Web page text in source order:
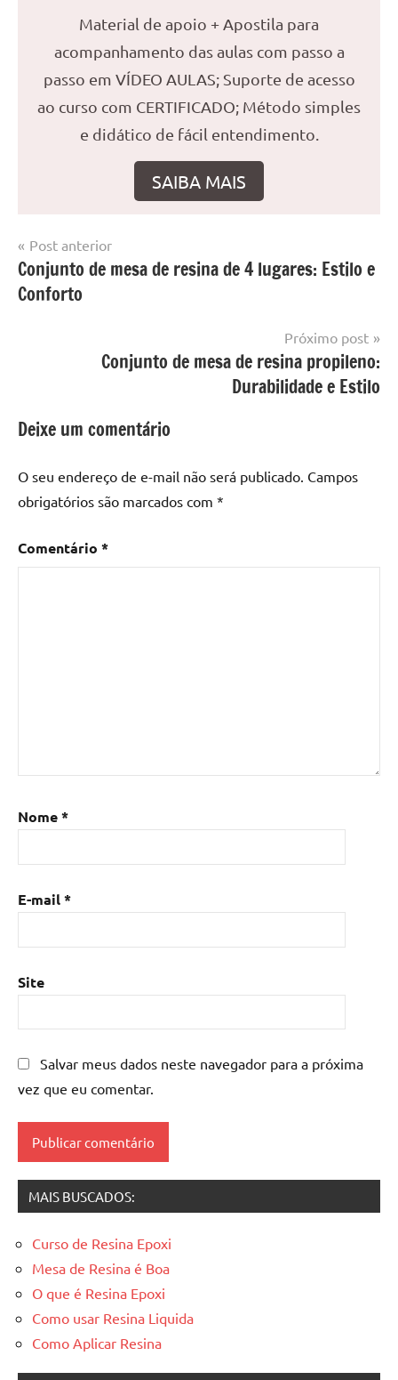
Material de apoio + Apostila para
acompanhamento das aulas com passo a
passo em VÍDEO AULAS; Suporte de acesso
ao curso com CERTIFICADO; Método simples
e didático de fácil entendimento.
SAIBA MAIS
Marcado
com
mesa
epoxi
madeira,
Mesa
madeira
com
de
com
madeira
mesa
epoxi
mesa
de
mesas
resinadas
Mesa
resinada
Navegação
de
Post
Post anterior
Conjunto de mesa de resina de 4 lugares: Estilo e
Conforto
Próximo post
Conjunto de mesa de resina propileno:
Durabilidade e Estilo
Deixe um comentário
O seu endereço de e-mail não será publicado. Campos
obrigatórios são marcados com *
Comentário *
Nome*
E-mail*
Site
Salvar meus dados neste navegador para a próxima
vez que eu comentar.
MAIS BUSCADOS:
Curso de Resina Epoxi
Mesa de Resina é Boa
O que é Resina Epoxi
Como usar Resina Liquida
Como Aplicar Resina